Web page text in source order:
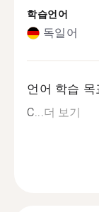
학습언어
독일어
언어 학습 목
C...더 보기